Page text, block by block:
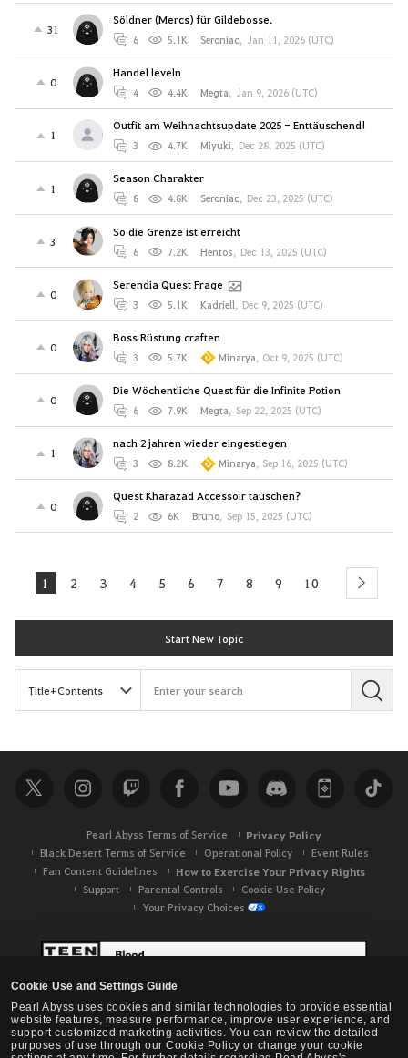
Cookie Use and Settings Guide
Pearl Abyss uses cookies and similar technologies to provide essential
website features, measure performance, improve user experience, and
support customized marketing activities. You can review the detailed
purposes of use through our Cookie Policy or change your cookie
31
Söldner (Mercs) für Gildebosse.
6 5.1K Seroniac, Jan 11, 2026 (UTC)
0
Handel leveln
4 4.4K Megta, Jan 9, 2026 (UTC)
1
Outfit am Weihnachtsupdate 2025 - Enttäuschend!
3 4.7K Miyuki, Dec 28, 2025 (UTC)
1
Season Charakter
8 4.8K Seroniac, Dec 23, 2025 (UTC)
3
So die Grenze ist erreicht
6 7.2K Hentos, Dec 13, 2025 (UTC)
0
Serendia Quest Frage
3 5.1K Kadriell, Dec 9, 2025 (UTC)
0
Boss Rüstung craften
3 5.7K Minarya, Oct 9, 2025 (UTC)
0
Die Wöchentliche Quest für die Infinite Potion
6 7.9K Megta, Sep 22, 2025 (UTC)
1
nach 2 jahren wieder eingestiegen
3 8.2K Minarya, Sep 16, 2025 (UTC)
0
Quest Kharazad Accessoir tauschen?
2 6K Bruno, Sep 15, 2025 (UTC)
1 2 3 4 5 6 7 8 9 10 next
Start New Topic
S
c
h
Pearl Abyss Terms of Service Privacy Policy
Black Desert Terms of Service Operational Policy
Event Rules
Fan Content Guidelines
How to Exercise Your Privacy Rights
Support Parental Controls
Cookie Use Policy
Your Privacy Choices